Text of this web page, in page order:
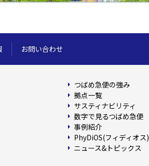
お問い合わせ
つばめ急便の強み
拠点一覧
サスティナビリティ
数字で見るつばめ急便
事例紹介
PhyDiOS(フィディオス)
ニュース&トピックス